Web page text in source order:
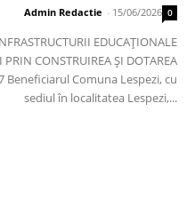
Admin Redactie - 15/06/2026 0
EDUCAȚIONALE
CONSTRUIREA ȘI DOTAREA
Beneficiarul Comuna Lespezi, cu
sediul în localitatea Lespezi,...